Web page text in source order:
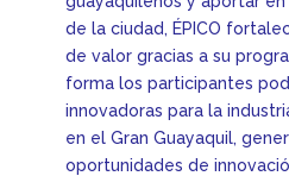
de la ciudad, ÉPICO
de valor gracias a su
forma los participantes
innovadoras para la
en el Gran Guayaquil,
oportunidades de